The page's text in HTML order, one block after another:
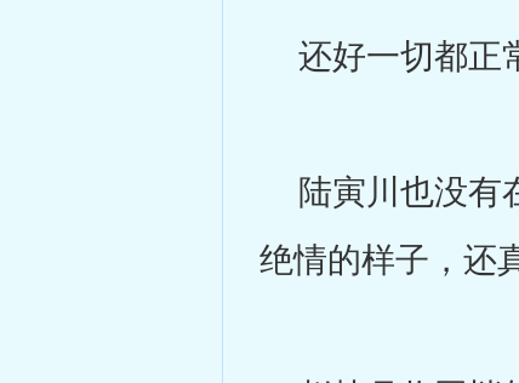
还好一切都正
陆寅川也没有
绝情的样子，还